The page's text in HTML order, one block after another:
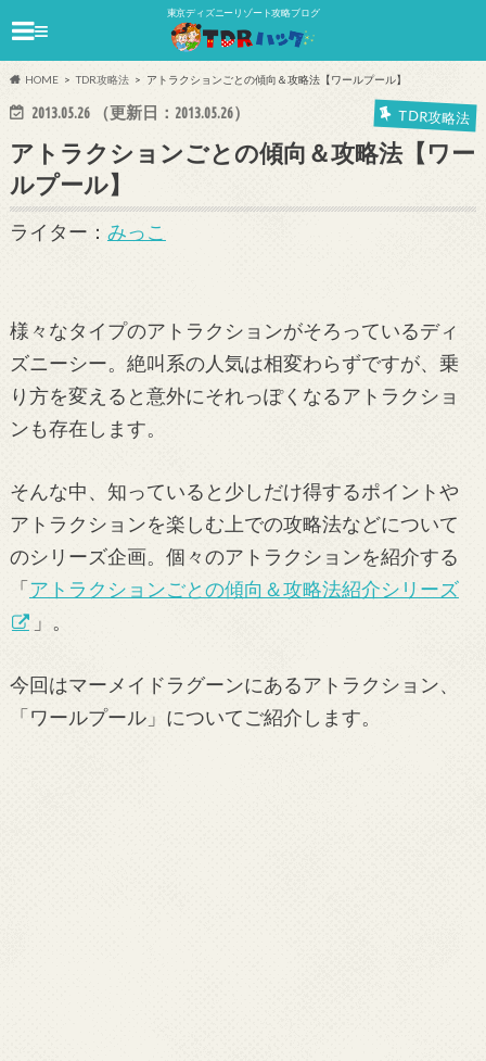
東京ディズニーリゾート攻略ブログ
≡
HOME TDR攻略法 アトラクションごとの傾向＆攻略法【ワールプール】
2013.05.26（更新日： 2013.05.26） TDR攻略法
アトラクションごとの傾向＆攻略法【ワー
ルプール】
ライター： みっこ
様々なタイプのアトラクションがそろっているディ
ズニーシー。絶叫系の人気は相変わらずですが、乗
り方を変えると意外にそれっぽくなるアトラクショ
ンも存在します。
そんな中、知っていると少しだけ得するポイントや
アトラクションを楽しむ上での攻略法などについて
のシリーズ企画。個々のアトラクションを紹介する
「アトラクションごとの傾向＆攻略法紹介シリーズ
」。
今回はマーメイドラグーンにあるアトラクション、
「ワールプール」についてご紹介します。